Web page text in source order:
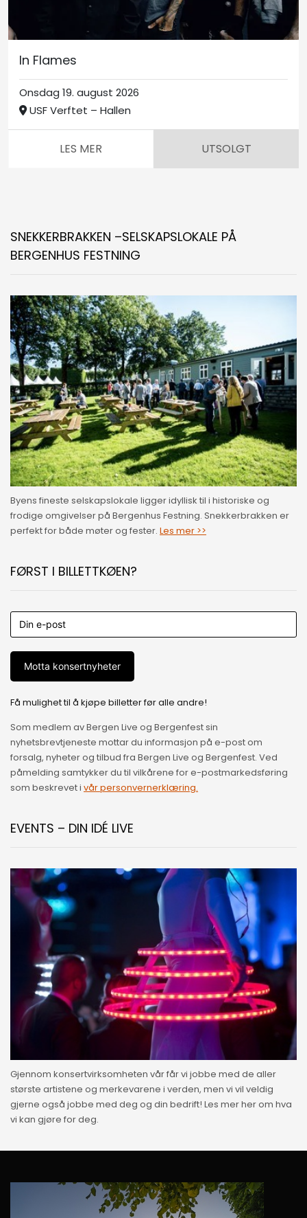
In Flames
Onsdag 19. august 2026
USF Verftet – Hallen
LES MER UTSOLGT
SNEKKERBRAKKEN –SELSKAPSLOKALE PÅ
BERGENHUS FESTNING
Byens fineste selskapslokale ligger idyllisk til i historiske og
frodige omgivelser på Bergenhus Festning. Snekkerbrakken er
perfekt for både møter og fester. Les mer >>
FØRST I BILLETTKØEN?
Motta konsertnyheter
Få mulighet til å kjøpe billetter før alle andre!
Som medlem av Bergen Live og Bergenfest sin
nyhetsbrevtjeneste mottar du informasjon på e-post om
forsalg, nyheter og tilbud fra Bergen Live og Bergenfest. Ved
påmelding samtykker du til vilkårene for e-postmarkedsføring
som beskrevet i vår personvernerklæring.
EVENTS – DIN IDÉ LIVE
Gjennom konsertvirksomheten vår får vi jobbe med de aller
største artistene og merkevarene i verden, men vi vil veldig
gjerne også jobbe med deg og din bedrift! Les mer her om hva
vi kan gjøre for deg.